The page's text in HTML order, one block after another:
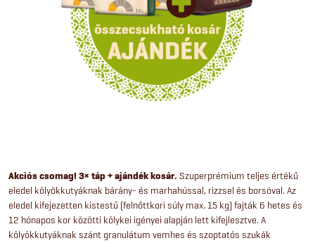
Akciós csomag! 3× táp + ajándék kosár. Szuperprémium teljes értékű
eledel kölyökkutyáknak bárány- és marhahússal, rizzsel és borsóval. Az
eledel kifejezetten kistestű (felnőttkori súly max. 15 kg) fajták 6 hetes és
12 hónapos kor közötti kölykei igényei alapján lett kifejlesztve. A
kölyökkutyáknak szánt granulátum vemhes és szoptatós szukák